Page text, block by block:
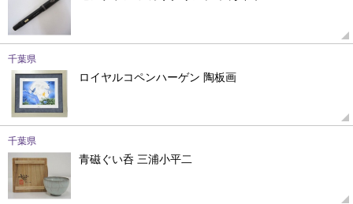
千葉県
ロイヤルコペンハーゲン 陶板画
千葉県
青磁ぐい呑 三浦小平二